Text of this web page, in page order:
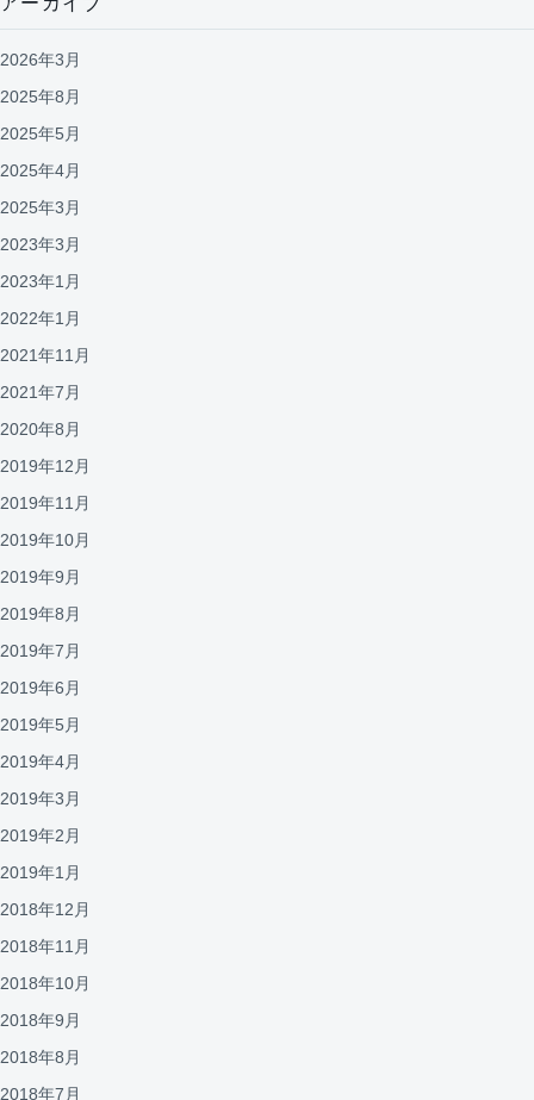
2026年3月
2025年8月
2025年5月
2025年4月
2025年3月
2023年3月
2023年1月
2022年1月
2021年11月
2021年7月
2020年8月
2019年12月
2019年11月
2019年10月
2019年9月
2019年8月
2019年7月
2019年6月
2019年5月
2019年4月
2019年3月
2019年2月
2019年1月
2018年12月
2018年11月
2018年10月
2018年9月
2018年8月
2018年7月